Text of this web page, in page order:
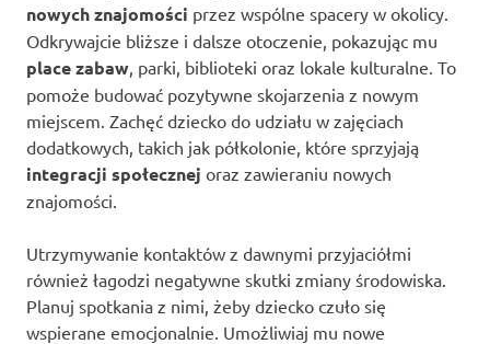
nowych znajomości przez wspólne spacery w okolicy.
Odkrywajcie bliższe i dalsze otoczenie, pokazując mu
place zabaw , parki, biblioteki oraz lokale kulturalne. To
pomoże budować pozytywne skojarzenia z nowym
miejscem. Zachęć dziecko do udziału w zajęciach
dodatkowych, takich jak półkolonie, które sprzyjają
integracji społecznej oraz zawieraniu nowych
znajomości.
Utrzymywanie kontaktów z dawnymi przyjaciółmi
również łagodzi negatywne skutki zmiany środowiska.
Planuj spotkania z nimi, żeby dziecko czuło się
wspierane emocjonalnie. Umożliwiaj mu nowe